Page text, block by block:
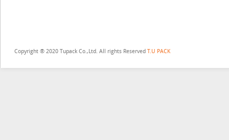
Copyright ® 2020 Tupack Co.,Ltd. All rights Reserved T.U PACK